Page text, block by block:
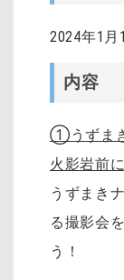
2024年1
内容
①うずま
火影岩前
うずまき
る撮影会
う！